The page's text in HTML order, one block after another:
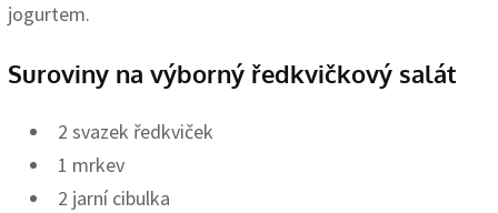
jogurtem.
Suroviny na výborný ředkvičkový salát
2 svazek ředkviček
1 mrkev
2 jarní cibulka